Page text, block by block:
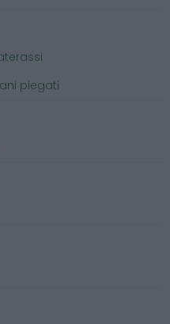
piegati